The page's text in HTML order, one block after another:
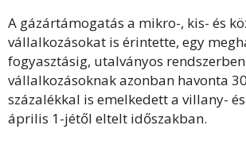
A gázártámogatás a mikro-, kis- és
vállalkozásokat is érintette, egy
fogyasztásig, utalványos
vállalkozásoknak azonban havonta
százalékkal is emelkedett a villany-
április 1-jétől eltelt időszakban.